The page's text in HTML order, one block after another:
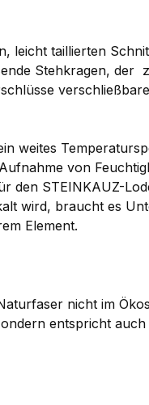
leicht taillierten
Stehkragen, der
weites
von
den STEINKAUZ-
wird, braucht es
Element.
nicht im
entspricht